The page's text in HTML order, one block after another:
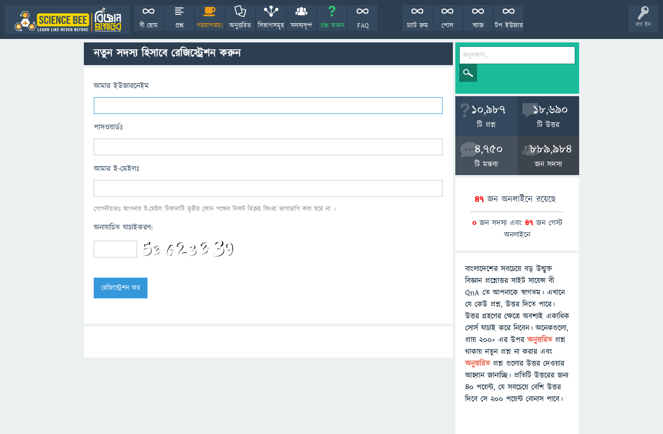
লগ ইন
বী হোম প্রশ্ন গরমাগরম! অনুত্তরিত বিভাগসমূহ সদস্যবৃন্দ প্রশ্ন করুন FAQ টপ ইউজার
ব্যাজ
পোল
চ্যাট রুম
নতুন সদস্য হিসাবে রেজিস্ট্রেশন করুন
আমার ইউজারনেইম
পাসওয়ার্ডঃ
আমার ই-মেইলঃ
গোপনীয়তাঃ আপনার ই-মেইল ঠিকানাটি তৃতীয় কোন পক্ষের নিকট বিক্রয় কিংবা ভাগাভাগি করা হবে না ।
অনাযাচিত যাচাইকরণ:
10,987
টি প্রশ্ন
18,690
টি উত্তর
4,750
টি মন্তব্য
889,984
জন সদস্য
47 জন অনলাইনে রয়েছে
0 জন সদস্য এবং 47 জন গেস্ট
অনলাইনে
বাংলাদেশের সবচেয়ে বড় উন্মুক্ত
বিজ্ঞান প্রশ্নোত্তর সাইট সায়েন্স বী
QnA তে আপনাকে স্বাগতম। এখানে
যে কেউ প্রশ্ন, উত্তর দিতে পারে।
উত্তর গ্রহণের ক্ষেত্রে অবশ্যই একাধিক
সোর্স যাচাই করে নিবেন। অনেকগুলো,
প্রায় ২০০+ এর উপরঅনুত্তরিতপ্রশ্ন
থাকায় নতুন প্রশ্ন না করার এবং
অনুত্তরিত প্রশ্ন গুলোর উত্তর দেওয়ার
আহ্বান জানাচ্ছি। প্রতিটি উত্তরের জন্য
৪০ পয়েন্ট, যে সবচেয়ে বেশি উত্তর
দিবে সে ২০০ পয়েন্ট বোনাস পাবে।